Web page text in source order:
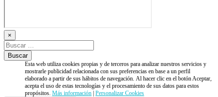
×
Esta web utiliza cookies propias y de terceros para analizar nuestros servicios y
mostrarle publicidad relacionada con sus preferencias en base a un perfil
elaborado a partir de sus hábitos de navegación. Al hacer clic en el botón Aceptar,
acepta el uso de estas tecnologías y el procesamiento de sus datos para estos
propósitos.Más información |Personalizar Cookies